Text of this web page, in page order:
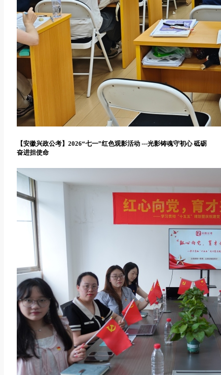
【安徽兴政公考】2026“七一”红色观影活动 ---光影铸魂守初心 砥砺
奋进担使命